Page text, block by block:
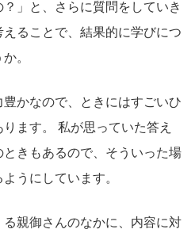
？」と、さらに質問をしていき
ることで、結果的に学びにつ
。
かなので、ときにはすごいひ
ます。 私が思っていた答え
きもあるので、そういった場
うにしています。
親御さんのなかに、内容に対